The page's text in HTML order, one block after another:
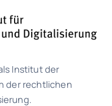
Institut der
der rechtlichen